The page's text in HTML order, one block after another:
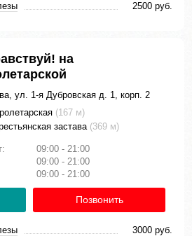
2500 руб.
на
ул. 1-я Дубровская д. 1, корп. 2
(167 м)
застава (369 м)
09:00 - 21:00
09:00 - 21:00
09:00 - 21:00
Позвонить
3000 руб.